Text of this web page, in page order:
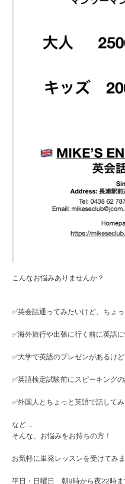
こんなお悩みありませんか？
✅英会話通ってみたいけど、ちょ
✅海外旅行や出張に行く前に英語
✅大学で英語のプレゼンがあるけ
✅英語検定試験前にスピーキング
✅外国人とちょっと英語で話して
など…
そんな、お悩みをお持ちの方！
お気軽に単発レッスンを受けてみ
平日・日曜日 朝9時から夜22時ま